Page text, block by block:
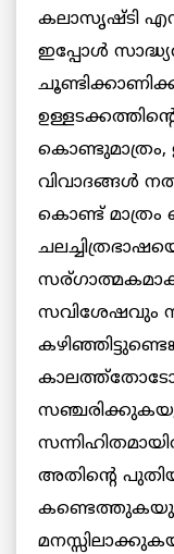
കലാസൃഷ്ടി
ഇപ്പോള്‍
കൊണ്ടുമാത്രം,
വിവാദങ്ങള്‍
കൊണ്ട് മാത്രം
സവിശേഷവും
അതിന്റെ
കണ്ടെത്തുകയും